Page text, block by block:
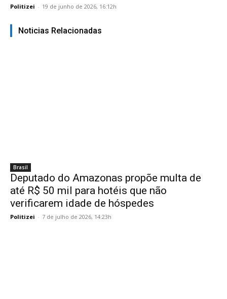
Politizei - 19 de junho de 2026, 16:12h
Noticias Relacionadas
Brasil
Deputado do Amazonas propõe multa de
até R$ 50 mil para hotéis que não
verificarem idade de hóspedes
Politizei - 7 de julho de 2026, 14:23h